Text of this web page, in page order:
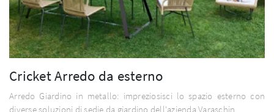
Cricket Arredo da esterno
Arredo Giardino in metallo: impreziosisci lo spazio esterno con
diverse soluzioni di sedie da giardino dell'azienda Varaschin.